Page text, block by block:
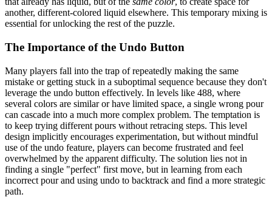
another, different-colored liquid elsewhere. This temporary mixing is
essential for unlocking the rest of the puzzle.
The Importance of the Undo Button
Many players fall into the trap of repeatedly making the same
mistake or getting stuck in a suboptimal sequence because they don't
leverage the undo button effectively. In levels like 488, where
several colors are similar or have limited space, a single wrong pour
can cascade into a much more complex problem. The temptation is
to keep trying different pours without retracing steps. This level
design implicitly encourages experimentation, but without mindful
use of the undo feature, players can become frustrated and feel
overwhelmed by the apparent difficulty. The solution lies not in
finding a single "perfect" first move, but in learning from each
incorrect pour and using undo to backtrack and find a more strategic
path.